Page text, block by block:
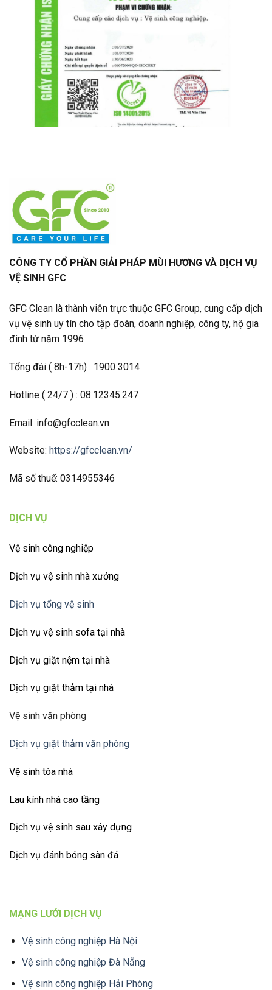
CÔNG TY CỔ PHẦN GIẢI PHÁP MÙI HƯƠNG VÀ DỊCH VỤ
VỆ SINH GFC
GFC Clean là thành viên trực thuộc GFC Group, cung cấp dịch
vụ vệ sinh uy tín cho tập đoàn, doanh nghiệp, công ty, hộ gia
đình từ năm 1996
Tổng đài ( 8h-17h) : 1900 3014
Hotline ( 24/7 ) : 08.12345.247
Email: info@gfcclean.vn
Website: https://gfcclean.vn/
Mã số thuế: 0314955346
DỊCH VỤ
Vệ sinh công nghiệp
Dịch vụ vệ sinh nhà xưởng
Dịch vụ tổng vệ sinh
Dịch vụ vệ sinh sofa tại nhà
Dịch vụ giặt nệm tại nhà
Dịch vụ giặt thảm tại nhà
Vệ sinh văn phòng
Dịch vụ giặt thảm văn phòng
Vệ sinh tòa nhà
Lau kính nhà cao tầng
Dịch vụ vệ sinh sau xây dựng
Dịch vụ đánh bóng sàn đá
MẠNG LƯỚI DỊCH VỤ
Vệ sinh công nghiệp Hà Nội
Vệ sinh công nghiệp Đà Nẵng
Vệ sinh công nghiệp Hải Phòng